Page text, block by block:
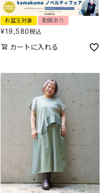
お盆玉対象 動画あり
¥19,580税込
カートに入れる